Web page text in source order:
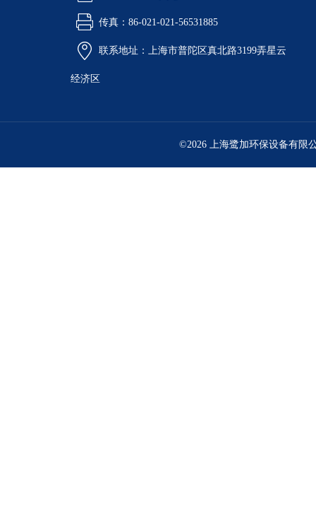
传真：86-021-021-56531885
联系地址：上海市普陀区真北路3199弄星云
经济区
©2026 上海鹭加环保设备有限